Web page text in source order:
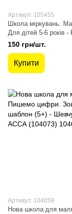
Артикул: 105455
Школа міркувань.
Для дітей 5-6 років -
(105455)
150 грн/шт.
Купити
Артикул: 104059
Нова школа для